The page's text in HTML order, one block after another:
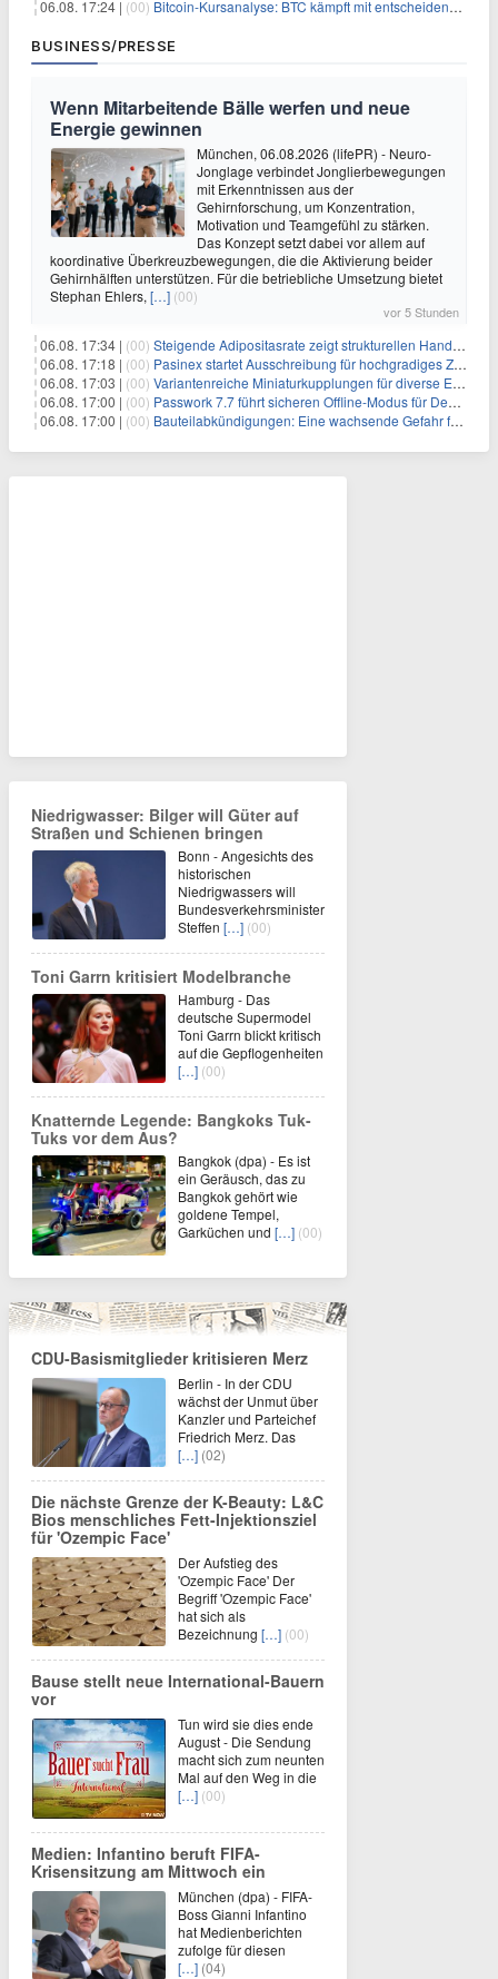
06.08. 17:24 | (00) Bitcoin-Kursanalyse: BTC kämpft mit entscheidender $65K-Hürde, während sich ein Liquidationscluster aufbaut
BUSINESS/PRESSE
Wenn Mitarbeitende Bälle werfen und neue
Energie gewinnen
München, 06.08.2026 (lifePR) - Neuro-
Jonglage verbindet Jonglierbewegungen
mit Erkenntnissen aus der
Gehirnforschung, um Konzentration,
Motivation und Teamgefühl zu stärken.
Das Konzept setzt dabei vor allem auf
koordinative Überkreuzbewegungen, die die Aktivierung beider
Gehirnhälften unterstützen. Für die betriebliche Umsetzung bietet
Stephan Ehlers, […] (00)
vor 5 Stunden
06.08. 17:34 | (00) Steigende Adipositasrate zeigt strukturellen Handlungsbedarf bei der Ernährung schulpflichtiger Kinder
06.08. 17:18 | (00) Pasinex startet Ausschreibung für hochgradiges Zinksulfidkonzentrat mit Germanium- und Silbergehalten und stellt ein Betriebsupdate bereit
06.08. 17:03 | (00) Variantenreiche Miniaturkupplungen für diverse Einsatzbereiche
06.08. 17:00 | (00) Passwork 7.7 führt sicheren Offline-Modus für Desktop- und Mobile-Apps ein
06.08. 17:00 | (00) Bauteilabkündigungen: Eine wachsende Gefahr für industrielle Elektroniksysteme
Niedrigwasser: Bilger will Güter auf
Straßen und Schienen bringen
Bonn - Angesichts des
historischen
Niedrigwassers will
Bundesverkehrsminister
Steffen […] (00)
Toni Garrn kritisiert Modelbranche
Hamburg - Das
deutsche Supermodel
Toni Garrn blickt kritisch
auf die Gepflogenheiten
[…] (00)
Knatternde Legende: Bangkoks Tuk-
Tuks vor dem Aus?
Bangkok (dpa) - Es ist
ein Geräusch, das zu
Bangkok gehört wie
goldene Tempel,
Garküchen und […] (00)
CDU-Basismitglieder kritisieren Merz
Berlin - In der CDU
wächst der Unmut über
Kanzler und Parteichef
Friedrich Merz. Das
[…] (02)
Die nächste Grenze der K-Beauty: L&C
Bios menschliches Fett-Injektionsziel
für 'Ozempic Face'
Der Aufstieg des
'Ozempic Face' Der
Begriff 'Ozempic Face'
hat sich als
Bezeichnung […] (00)
Bause stellt neue International-Bauern
vor
Tun wird sie dies ende
August - Die Sendung
macht sich zum neunten
Mal auf den Weg in die
[…] (00)
Medien: Infantino beruft FIFA-
Krisensitzung am Mittwoch ein
München (dpa) - FIFA-
Boss Gianni Infantino
hat Medienberichten
zufolge für diesen
[…] (04)